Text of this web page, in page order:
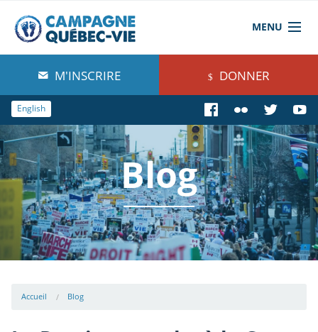
MENU
À propos de nous
Blog
Comprendre
Agir
Boutique
M'INSCRIRE DONNER
English
Blog
Accueil Blog